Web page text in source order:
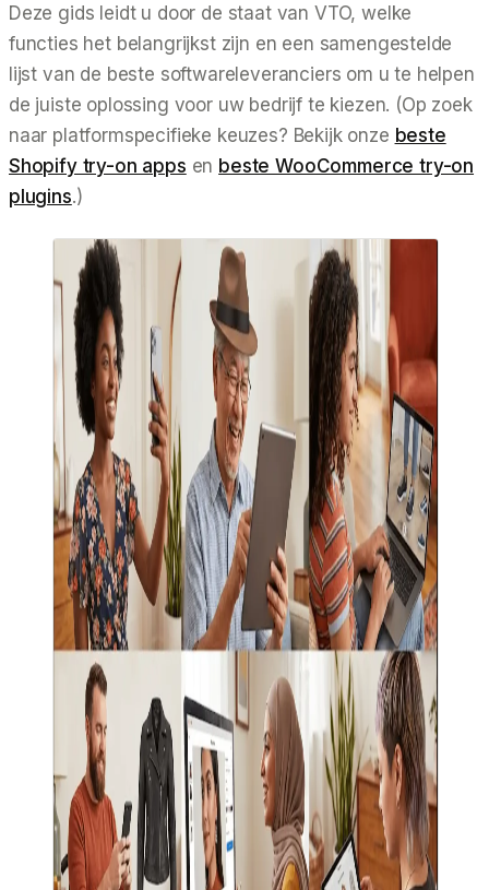
Deze gids leidt u door de staat van VTO, welke
functies het belangrijkst zijn en een samengestelde
lijst van de beste softwareleveranciers om u te helpen
de juiste oplossing voor uw bedrijf te kiezen. (Op zoek
naar platformspecifieke keuzes? Bekijk onze beste
Shopify try-on apps en beste WooCommerce try-on
plugins.)